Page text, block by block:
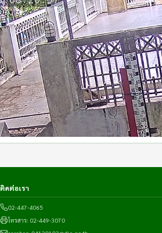
ติดต่อเรา
02-447-4065
โทรสาร: 02-449-3070